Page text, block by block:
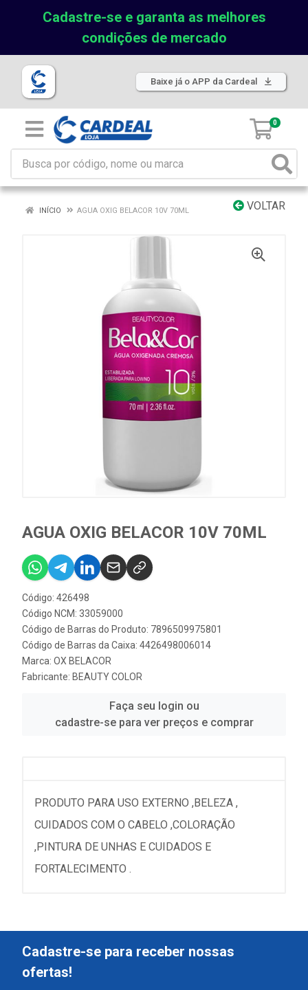
Cadastre-se e garanta as melhores
condições de mercado
Baixe já o APP da Cardeal
0
VOLTAR
INÍCIO AGUA OXIG BELACOR 10V 70ML
AGUA OXIG BELACOR 10V 70ML
Código: 426498
Código NCM: 33059000
Código de Barras do Produto: 7896509975801
Código de Barras da Caixa: 4426498006014
Marca: OX BELACOR
Fabricante: BEAUTY COLOR
Faça seu login ou
cadastre-se para ver preços e comprar
PRODUTO PARA USO EXTERNO ,BELEZA ,
CUIDADOS COM O CABELO ,COLORAÇÃO
,PINTURA DE UNHAS E CUIDADOS E
FORTALECIMENTO .
Cadastre-se para receber nossas
ofertas!